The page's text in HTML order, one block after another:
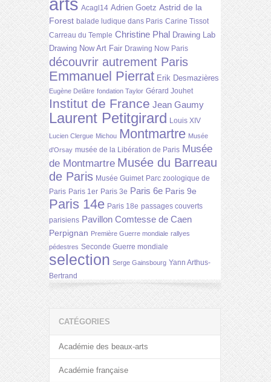
Acagl14 Adrien Goetz Astrid de la
Forest balade ludique dans Paris Carine Tissot
Carreau du Temple Christine Phal Drawing Lab
Drawing Now Art Fair Drawing Now Paris
découvrir autrement Paris
Emmanuel Pierrat Erik Desmazières
Eugène Delâtre fondation Taylor Gérard Jouhet
Institut de France Jean Gaumy
Laurent Petitgirard Louis XIV
Lucien Clergue Michou Montmartre Musée
d'Orsay musée de la Libération de Paris Musée
de Montmartre Musée du Barreau
de Paris Musée Guimet Parc zoologique de
Paris Paris 1er Paris 3e Paris 6e Paris 9e
Paris 14e Paris 18e passages couverts
parisiens Pavillon Comtesse de Caen
Perpignan Première Guerre mondiale rallyes
pédestres Seconde Guerre mondiale
selection Serge Gainsbourg Yann Arthus-
Bertrand
CATÉGORIES
Académie des beaux-arts
Académie française